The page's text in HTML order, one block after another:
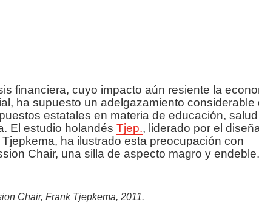
financiera, cuyo impacto aún resiente la
ha supuesto un adelgazamiento considerable
estatales en materia de educación,
El estudio holandésTjep., liderado por el
Tjepkema, ha ilustrado esta preocupación con
Chair, una silla de aspecto magro y endeble.
Chair, Frank Tjepkema, 2011.
author/redaccion/